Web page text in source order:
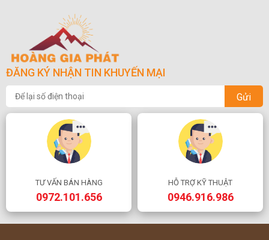
ĐĂNG KÝ NHẬN TIN KHUYẾN MẠI
Gửi
TƯ VẤN BÁN HÀNG
0972.101.656
HỖ TRỢ KỸ THUẬT
0946.916.986